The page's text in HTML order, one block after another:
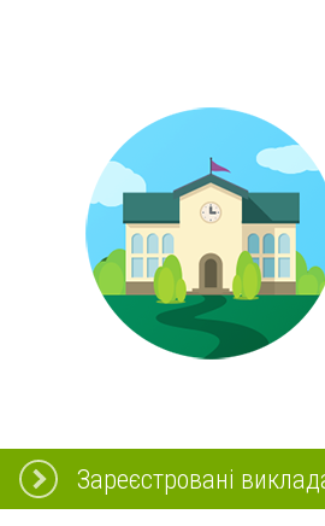
Зареєстровані